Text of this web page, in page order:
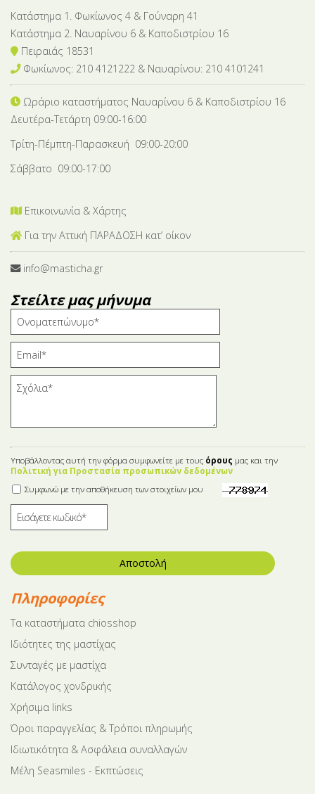
Κατάστημα 1. Φωκίωνος 4 & Γούναρη 41
Κατάστημα 2. Ναυαρίνου 6 & Καποδιστρίου 16
Πειραιάς 18531
Φωκίωνος: 210 4121222 & Nαυαρίνου: 210 4101241
Ωράριο καταστήματος Ναυαρίνου 6 & Καποδιστρίου 16
Δευτέρα-Tετάρτη 09:00-16:00
Τρίτη-Πέμπτη-Παρασκευή 09:00-20:00
Σάββατο 09:00-17:00
Επικοινωνία & Χάρτης
Για την Αττική ΠΑΡΑΔΟΣΗ κατ’ οίκον
info@masticha.gr
Στείλτε μας μήνυμα
Υποβάλλοντας αυτή την φόρμα συμφωνείτε με τους όρους μας και την
Πολιτική για Προστασία προσωπικών δεδομένων
Συμφωνώ με την αποθήκευση των στοιχείων μου
Αποστολή
Πληροφορίες
Tα καταστήματα chiosshop
Ιδιότητες της μαστίχας
Συνταγές με μαστίχα
Κατάλογος χονδρικής
Χρήσιμα links
Όροι παραγγελίας & Τρόποι πληρωμής
Ιδιωτικότητα & Ασφάλεια συναλλαγών
Μέλη Seasmiles - Εκπτώσεις